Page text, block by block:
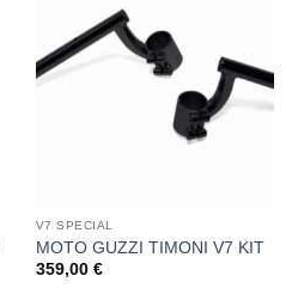
V7 SPECIAL
MOTO GUZZI ΤΙΜΟΝΙ V7 KIT
359,00 €